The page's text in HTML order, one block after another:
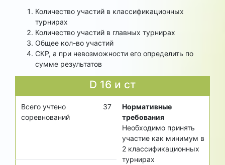
Количество участий в классификационных
турнирах
Количество участий в главных турнирах
Общее кол-во участий
СКР, а при невозможности его определить по
сумме результатов
D 16 и ст
Всего учтено
соревнований
37
Нормативные
требования
Необходимо принять
участие как минимум в
2классификационных
турнирах